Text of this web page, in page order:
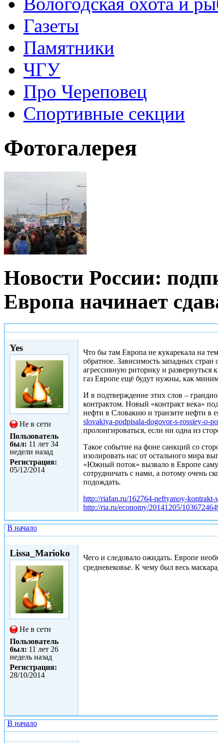
Газеты
Памятники
ЧГУ
Про Череповец
Спортивные секции
Фотогалерея
Новости России:
Европа начинает
Yes
Не в сети
Пользователь
был: 11 лет 34
недели назад
Регистрация:
05/12/2014
Что бы там Европа не кукарекала на
обратное. Зависимость западных
агрессивную риторику и
газ Европе ещё будут нужны, как
И в подтверждение этих слов –
контрактом. Новый «контракт века»
нефти в Словакию и транзите нефти в
slovakiya-podpisala-dogovor-s-rossiey-o-
пролонгироваться, если ни одна из
Такое событие на фоне санкций со
изолировать нас от остального мира
«Южный поток» вызвало в Европе
сотрудничать с нами, а потому очень
подождать.
http://riafan.ru/162764-neftyanoy-
http://ria.ru/economy/20141205/
В начало
Lissa_Marioko
Не в сети
Пользователь
был: 11 лет 26
недель назад
Регистрация:
28/10/2014
Чего и следовало ожидать. Европе
средневековье. К чему был весь
В начало